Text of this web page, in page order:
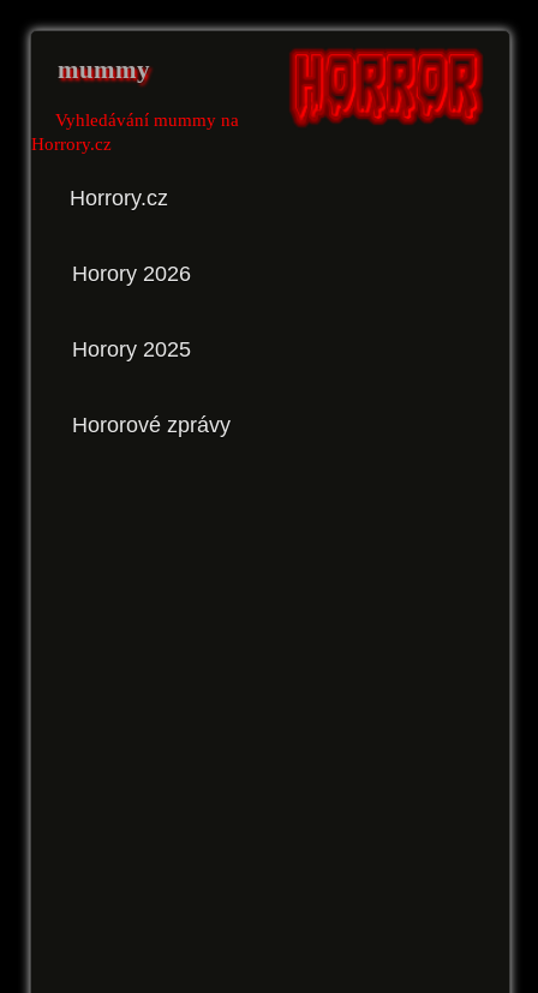
mummy
Vyhledávání mummy na
Horrory.cz
Horrory.cz
Horory 2026
Horory 2025
Hororové zprávy